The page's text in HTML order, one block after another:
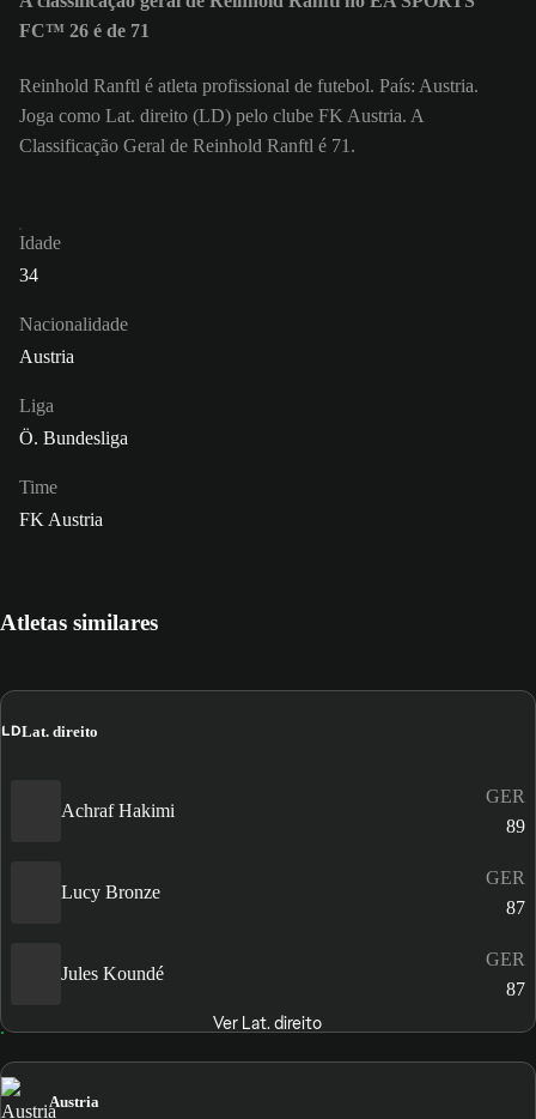
FC™ 26 é de 71
Reinhold Ranftl é atleta profissional de futebol. País: Austria.
Joga como Lat. direito (LD) pelo clube FK Austria. A
Classificação Geral de Reinhold Ranftl é 71.
Idade
34
Nacionalidade
Austria
Liga
Ö. Bundesliga
Time
FK Austria
Atletas similares
LDLat. direito
Achraf Hakimi
GER
89
Lucy Bronze
GER
87
Jules Koundé
GER
87
Ver Lat. direito
Austria